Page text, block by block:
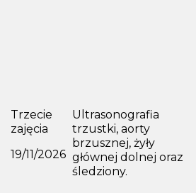
Trzecie
zajęcia
19/11/2026
Ultrasonografia
trzustki, aorty
brzusznej, żyły
głównej dolnej oraz
śledziony.